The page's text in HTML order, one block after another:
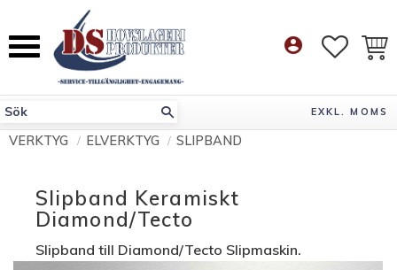
Meny account_circle
EXKL. MOMS
VERKTYG ELVERKTYG SLIPBAND
Slipband Keramiskt
Diamond/Tecto
Slipband till Diamond/Tecto Slipmaskin.